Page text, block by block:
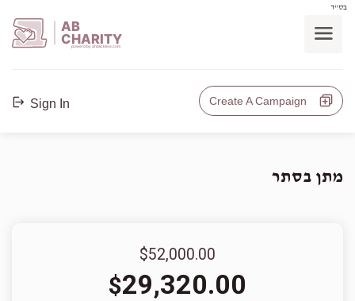
בס"ד
AB
CHARITY
powerd by ahblicklive.com
Sign In Create A Campaign
מתן בסתר
$52,000.00
$29,320.00